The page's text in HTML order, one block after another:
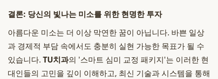
결론: 당신의 빛나는 미소를 위한 현명한 투자
아름다운 미소는 더 이상 막연한 꿈이 아닙니다. 바쁜 일상
과 경제적 부담 속에서도 충분히 실현 가능한 목표가 될 수
있습니다. TU치과의 '스마트 심미 교정 패키지'는 이러한 현
대인들의 고민을 깊이 이해하고, 최신 기술과 시스템을 통해